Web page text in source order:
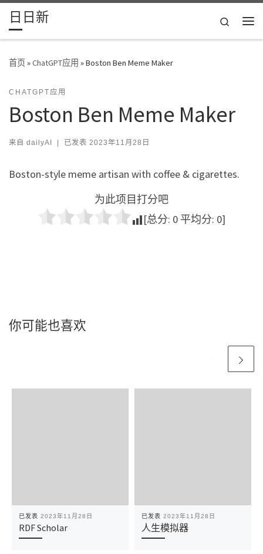
Skip to content
日日新
Search
首页»ChatGPT应用 »Boston Ben Meme Maker
CHATGPT应用
Boston Ben Meme Maker
来自 dailyAI | 已发表 2023年11月28日
Boston-style meme artisan with coffee & cigarettes.
为此项目打分吧
[总分: 0 平均分: 0]
你可能也喜欢
已发表 2023年11月28日
RDF Scholar
已发表 2023年11月28日
人生模拟器